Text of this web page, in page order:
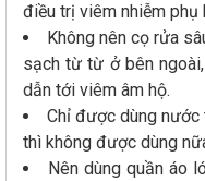
điều trị viêm nhiễm
Không nên cọ rửa
sạch từ từ ở bên
dẫn tới viêm âm hộ.
Chỉ được dùng nước
thì không được dùng
Nên dùng quần áo